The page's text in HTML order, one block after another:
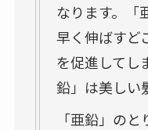
なります。「
早く伸ばすど
を促進してし
鉛」は美しい
「亜鉛」の